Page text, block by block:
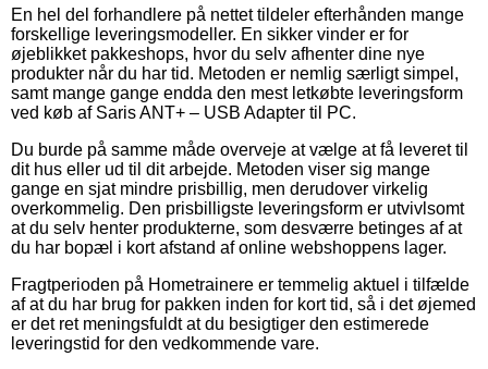
En hel del forhandlere på nettet tildeler efterhånden mange
forskellige leveringsmodeller. En sikker vinder er for
øjeblikket pakkeshops, hvor du selv afhenter dine nye
produkter når du har tid. Metoden er nemlig særligt simpel,
samt mange gange endda den mest letkøbte leveringsform
ved køb af Saris ANT+ – USB Adapter til PC.
Du burde på samme måde overveje at vælge at få leveret til
dit hus eller ud til dit arbejde. Metoden viser sig mange
gange en sjat mindre prisbillig, men derudover virkelig
overkommelig. Den prisbilligste leveringsform er utvivlsomt
at du selv henter produkterne, som desværre betinges af at
du har bopæl i kort afstand af online webshoppens lager.
Fragtperioden på Hometrainere er temmelig aktuel i tilfælde
af at du har brug for pakken inden for kort tid, så i det øjemed
er det ret meningsfuldt at du besigtiger den estimerede
leveringstid for den vedkommende vare.